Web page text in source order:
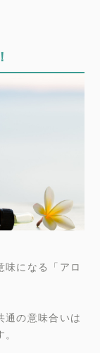
味になる「アロ
通の意味合いは